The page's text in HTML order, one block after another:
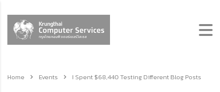
Home Events I Spent $68,440 Testing Different Blog Posts